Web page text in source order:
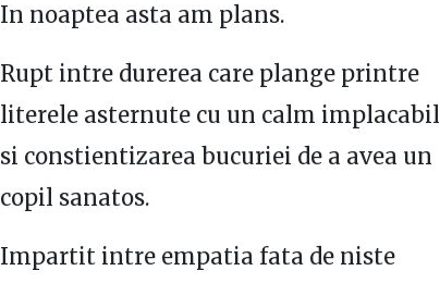
In noaptea asta am plans.
Rupt intre durerea care plange printre
literele asternute cu un calm implacabil
si constientizarea bucuriei de a avea un
copil sanatos.
Impartit intre empatia fata de niste